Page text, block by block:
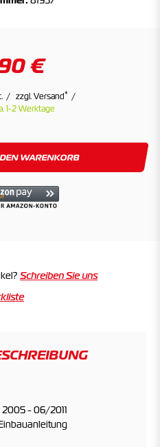
€
zzgl. Versand*
1-2 Werktage
WARENKORB
Schreiben Sie uns
- 06/2011